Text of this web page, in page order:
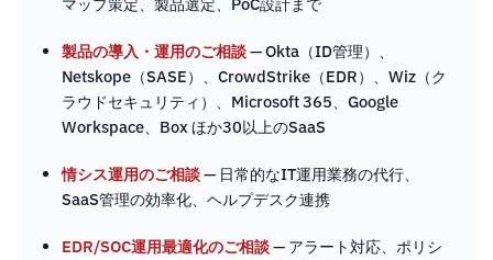
マップ策定、製品選定、PoC設計まで
製品の導入・運用のご相談— Okta（ID管理）、
Netskope（SASE）、CrowdStrike（EDR）、Wiz（ク
ラウドセキュリティ）、Microsoft 365、Google
Workspace、Box ほか30以上のSaaS
情シス運用のご相談— 日常的なIT運用業務の代行、
SaaS管理の効率化、ヘルプデスク連携
EDR/SOC運用最適化のご相談— アラート対応、ポリシ